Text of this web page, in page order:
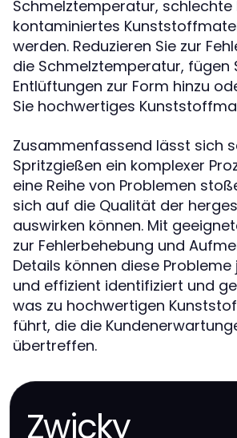
Schmelztemperatur,
kontaminiertes
werden. Reduzieren Sie zur
die Schmelztemperatur, fügen
Entlüftungen zur Form hinzu
Sie hochwertiges
Zusammenfassend lässt sich
Spritzgießen ein komplexer
eine Reihe von Problemen
sich auf die Qualität der
auswirken können. Mit
zur Fehlerbehebung und
Details können diese
und effizient identifiziert und
was zu hochwertigen
führt, die die
übertreffen.
Zwicky